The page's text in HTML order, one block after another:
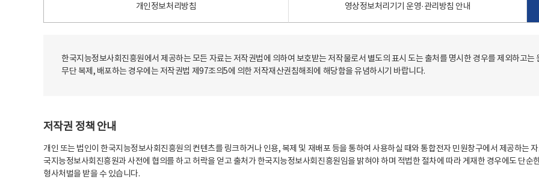
개인정보처리방침 영상정보처리기기 운영·관리방침 안내
한국지능정보사회진흥원에서 제공하는 모든 자료는 저작권법에 의하여 보호받는 저작물로서 별도의 표시 도는 출처를 명시한 경우를 제외하고
무단 복제, 배포하는 경우에는 저작권법 제97조의5에 의한 저작재산권침해죄에 해당함을 유념하시기 바랍니다.
저작권 정책 안내
개인 또는 법인이 한국지능정보사회진흥원의 컨텐츠를 링크하거나 인용, 복제 및 재배포 등을 통하여 사용하실 때와 통합전자 민원창구에서 제공하는
국지능정보사회진흥원과 사전에 협의를 하고 허락을 얻고 출처가 한국지능정보사회진흥원임을 밝혀야 하며 적법한 절차에 따라 게재한 경우에도 단
형사처벌을 받을 수 있습니다.